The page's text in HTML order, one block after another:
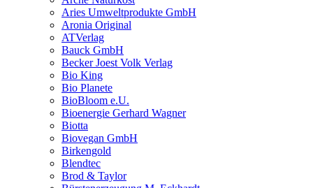
Aries Umweltprodukte GmbH
Aronia Original
ATVerlag
Bauck GmbH
Becker Joest Volk Verlag
Bio King
Bio Planete
BioBloom e.U.
Bioenergie Gerhard Wagner
Biotta
Biovegan GmbH
Birkengold
Blendtec
Brod & Taylor